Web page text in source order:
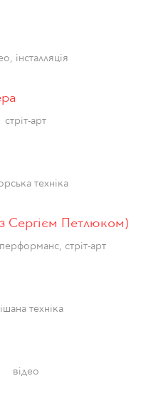
інсталляція
стріт-арт
техніка
Сергієм Петлюком)
перформанс, стріт-арт
техніка
відео